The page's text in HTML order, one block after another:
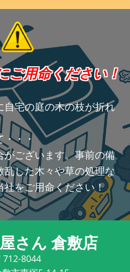
ご用命ください！
宅の庭の木の枝が折れ
・・
ございます。事前の備
した木々や草の処理な
社をご用命ください！
さん 倉敷店
712-8044